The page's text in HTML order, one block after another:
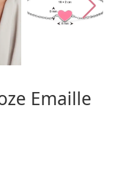
Emaille